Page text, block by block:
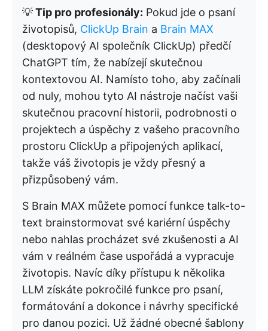
💡Tip pro profesionály: Pokud jde o psaní
životopisů, ClickUp Brain a Brain MAX
(desktopový AI společník ClickUp) předčí
ChatGPT tím, že nabízejí skutečnou
kontextovou AI. Namísto toho, aby začínali
od nuly, mohou tyto AI nástroje načíst vaši
skutečnou pracovní historii, podrobnosti o
projektech a úspěchy z vašeho pracovního
prostoru ClickUp a připojených aplikací,
takže váš životopis je vždy přesný a
přizpůsobený vám.
S Brain MAX můžete pomocí funkce talk-to-
text brainstormovat své kariérní úspěchy
nebo nahlas procházet své zkušenosti a AI
vám v reálném čase uspořádá a vypracuje
životopis. Navíc díky přístupu k několika
LLM získáte pokročilé funkce pro psaní,
formátování a dokonce i návrhy specifické
pro danou pozici. Už žádné obecné šablony